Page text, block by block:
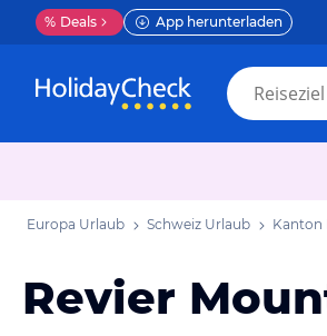
% Deals App herunterladen
Europa Urlaub Schweiz Urlaub Kanton
Revier